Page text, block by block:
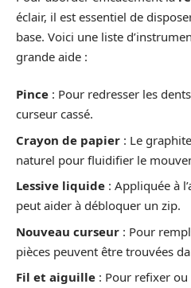
éclair, il est essentiel de
base. Voici une liste
grande aide :
Pince : Pour redresser les
curseur cassé.
Crayon de papier : Le
naturel pour fluidifier le
Lessive liquide : Appliquée à
peut aider à débloquer un zip.
Nouveau curseur : Pour
pièces peuvent être trouvées
Fil et aiguille : Pour refixer